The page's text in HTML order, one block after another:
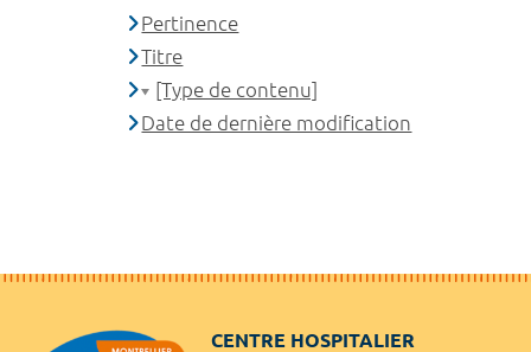
Pertinence
Titre
[Type de contenu]
Date de dernière modification
CENTRE HOSPITALIER